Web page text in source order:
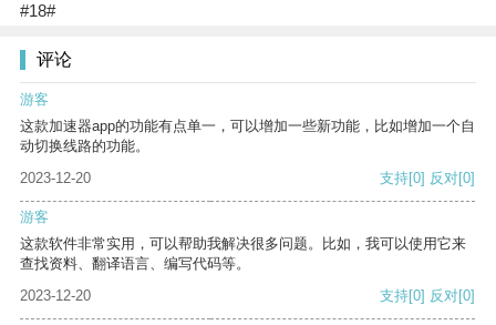
#18#
评论
游客
这款加速器app的功能有点单一，可以增加一些新功能，比如增加一个自
动切换线路的功能。
2023-12-20
支持[0] 反对[0]
游客
这款软件非常实用，可以帮助我解决很多问题。比如，我可以使用它来
查找资料、翻译语言、编写代码等。
2023-12-20
支持[0] 反对[0]